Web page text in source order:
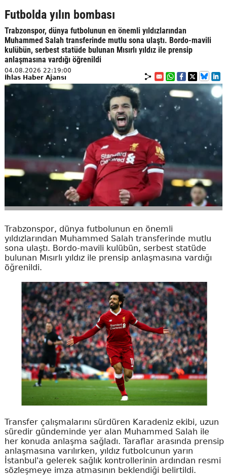
Futbolda yılın bombası
Trabzonspor, dünya futbolunun en önemli yıldızlarından
Muhammed Salah transferinde mutlu sona ulaştı. Bordo-mavili
kulübün, serbest statüde bulunan Mısırlı yıldız ile prensip
anlaşmasına vardığı öğrenildi
04.08.2026 22:19:00
İhlas Haber Ajansı
Trabzonspor, dünya futbolunun en önemli
yıldızlarından Muhammed Salah transferinde mutlu
sona ulaştı. Bordo-mavili kulübün, serbest statüde
bulunan Mısırlı yıldız ile prensip anlaşmasına vardığı
öğrenildi.
Transfer çalışmalarını sürdüren Karadeniz ekibi, uzun
süredir gündeminde yer alan Muhammed Salah ile
her konuda anlaşma sağladı. Taraflar arasında prensip
anlaşmasına varılırken, yıldız futbolcunun yarın
İstanbul'a gelerek sağlık kontrollerinin ardından resmi
sözleşmeye imza atmasının beklendiği belirtildi.